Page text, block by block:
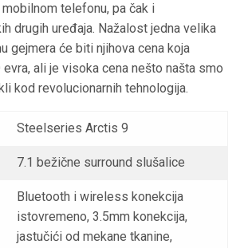
telefonu, pa čak i
drugih uređaja. Nažalost jedna velika
gejmera će biti njihova cena koja
ali je visoka cena nešto našta smo
kod revolucionarnih tehnologija.
Steelseries Arctis 9
7.1 bežične surround slušalice
Bluetooth i wireless konekcija
istovremeno, 3.5mm konekcija,
jastučići od mekane tkanine,